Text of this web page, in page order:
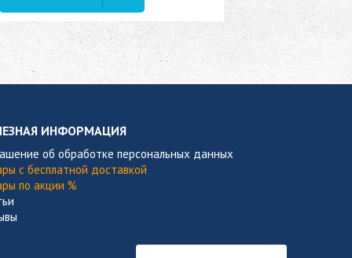
ИНФОРМАЦИЯ
об обработке персональных данных
с бесплатной доставкой
по акции %